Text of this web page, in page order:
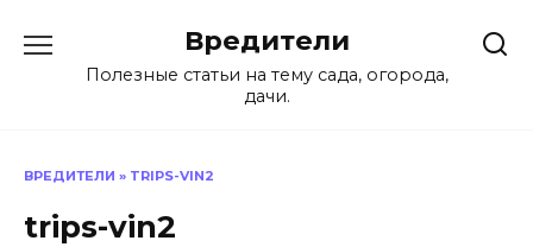
содержанию
Вредители
Полезные статьи на тему сада, огорода,
дачи.
ВРЕДИТЕЛИ » TRIPS-VIN2
trips-vin2